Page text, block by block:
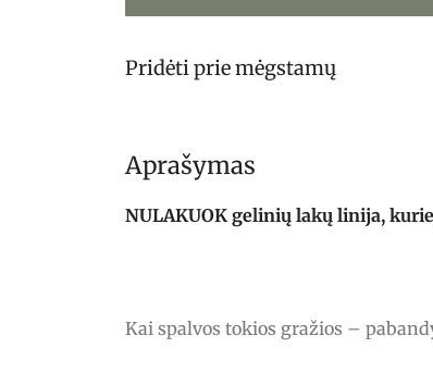
Pridėti prie mėgstamų
Aprašymas
NULAKUOK gelinių lakų linija,
Kai spalvos tokios gražios –